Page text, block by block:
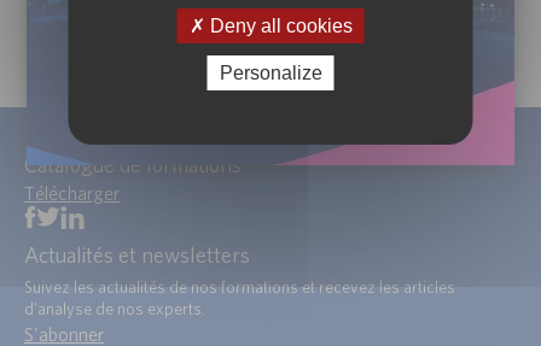
Catalogue de formations
Télécharger
Actualités et newsletters
Suivez les actualités de nos formations et recevez les articles
d’analyse de nos experts.
S'abonner
Deny all cookies
Personalize